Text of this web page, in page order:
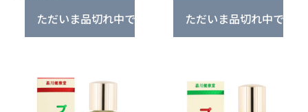
ただいま品切れ中です。
ただいま品切れ中です。